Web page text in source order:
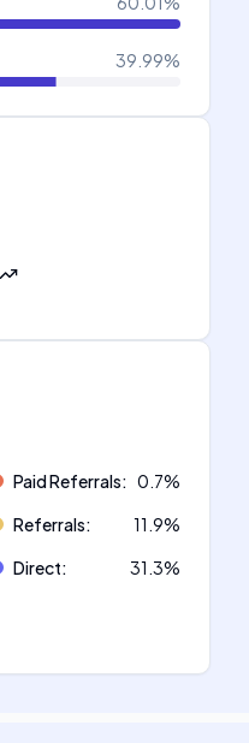
39.99%
Paid Referrals: 0.7%
Referrals: 11.9%
Direct: 31.3%